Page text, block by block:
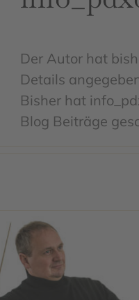
Der Autor hat
Details
Bisher hat
Blog Beiträge